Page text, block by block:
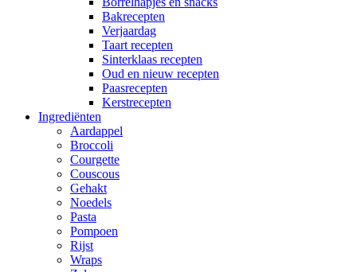
Bakrecepten
Verjaardag
Taart recepten
Sinterklaas recepten
Oud en nieuw recepten
Paasrecepten
Kerstrecepten
Ingrediënten
Aardappel
Broccoli
Courgette
Couscous
Gehakt
Noedels
Pasta
Pompoen
Rijst
Wraps